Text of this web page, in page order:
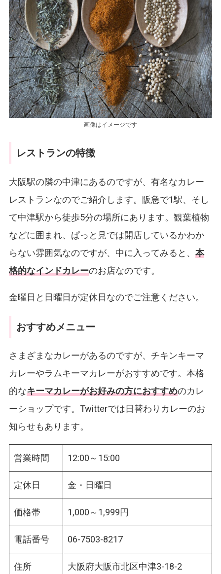
画像はイメージです
レストランの特徴
大阪駅の隣の中津にあるのですが、有名なカレー
レストランなのでご紹介します。阪急で1駅、そし
て中津駅から徒歩5分の場所にあります。観葉植物
などに囲まれ、ぱっと見では開店しているかわか
らない雰囲気なのですが、中に入ってみると、 本
格的なインドカレーのお店なのです。
金曜日と日曜日が定休日なのでご注意ください。
おすすめメニュー
さまざまなカレーがあるのですが、チキンキーマ
カレーやラムキーマカレーがおすすめです。本格
的なキーマカレーがお好みの方におすすめのカレ
ーショップです。Twitterでは日替わりカレーのお
知らせもあります。
営業時間 12:00～15:00
定休日 金・日曜日
価格帯 1,000～1,999円
電話番号 06-7503-8217
住所 大阪府大阪市北区中津3-18-2